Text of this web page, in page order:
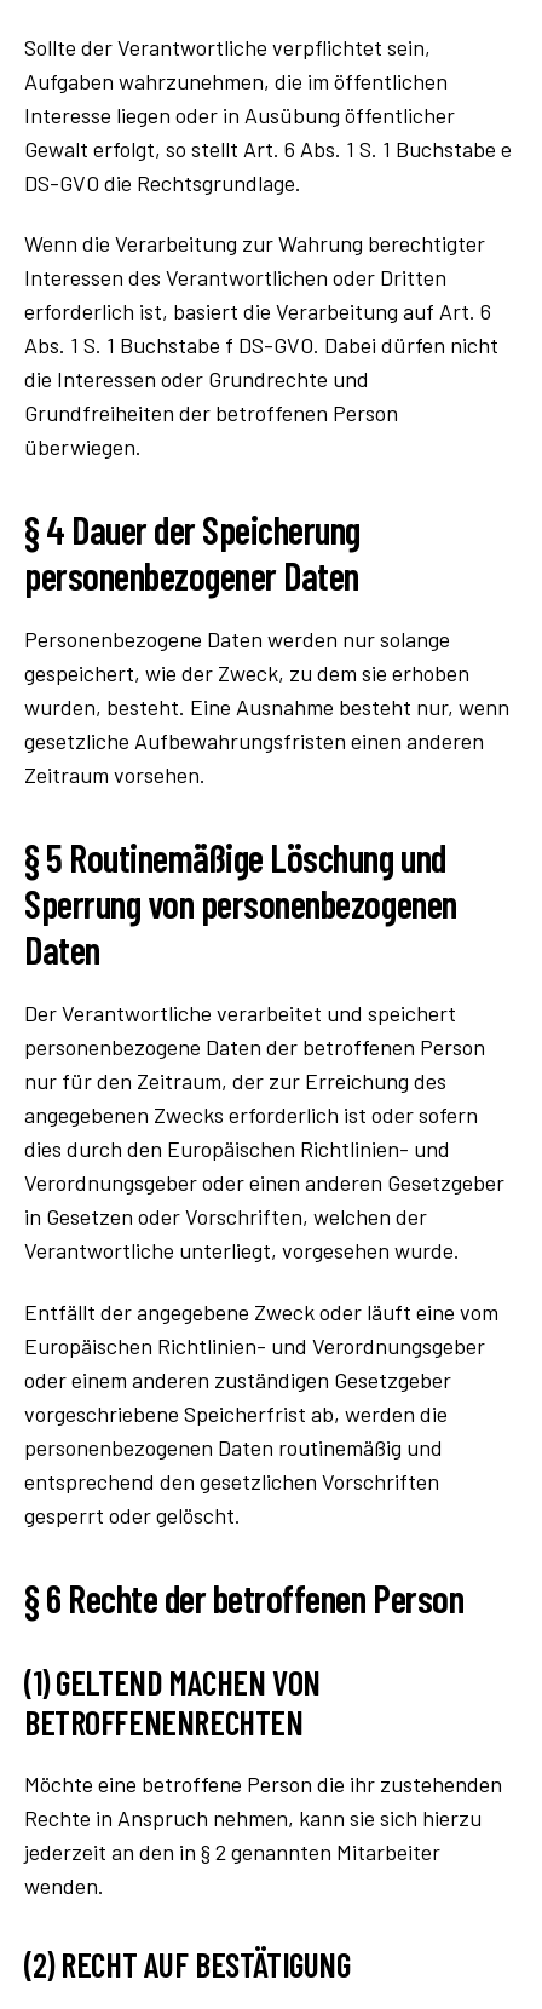
Sollte der Verantwortliche verpflichtet sein,
Aufgaben wahrzunehmen, die im öffentlichen
Interesse liegen oder in Ausübung öffentlicher
Gewalt erfolgt, so stellt Art. 6 Abs. 1 S. 1 Buchstabe e
DS-GVO die Rechtsgrundlage.
Wenn die Verarbeitung zur Wahrung berechtigter
Interessen des Verantwortlichen oder Dritten
erforderlich ist, basiert die Verarbeitung auf Art. 6
Abs. 1 S. 1 Buchstabe f DS-GVO. Dabei dürfen nicht
die Interessen oder Grundrechte und
Grundfreiheiten der betroffenen Person
überwiegen.
§ 4 Dauer der Speicherung
personenbezogener Daten
Personenbezogene Daten werden nur solange
gespeichert, wie der Zweck, zu dem sie erhoben
wurden, besteht. Eine Ausnahme besteht nur, wenn
gesetzliche Aufbewahrungsfristen einen anderen
Zeitraum vorsehen.
§ 5 Routinemäßige Löschung und
Sperrung von personenbezogenen
Daten
Der Verantwortliche verarbeitet und speichert
personenbezogene Daten der betroffenen Person
nur für den Zeitraum, der zur Erreichung des
angegebenen Zwecks erforderlich ist oder sofern
dies durch den Europäischen Richtlinien- und
Verordnungsgeber oder einen anderen Gesetzgeber
in Gesetzen oder Vorschriften, welchen der
Verantwortliche unterliegt, vorgesehen wurde.
Entfällt der angegebene Zweck oder läuft eine vom
Europäischen Richtlinien- und Verordnungsgeber
oder einem anderen zuständigen Gesetzgeber
vorgeschriebene Speicherfrist ab, werden die
personenbezogenen Daten routinemäßig und
entsprechend den gesetzlichen Vorschriften
gesperrt oder gelöscht.
§ 6 Rechte der betroffenen Person
(1) GELTEND MACHEN VON
BETROFFENENRECHTEN
Möchte eine betroffene Person die ihr zustehenden
Rechte in Anspruch nehmen, kann sie sich hierzu
jederzeit an den in § 2 genannten Mitarbeiter
wenden.
(2) RECHT AUF BESTÄTIGUNG